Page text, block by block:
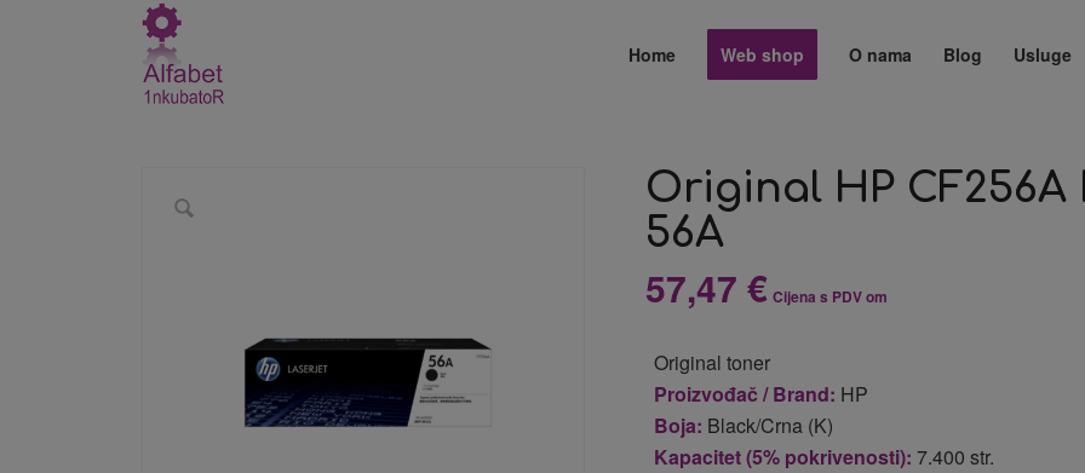
Home Web shop O nama Blog Usluge
Original HP CF256A
56A
57,47€ Cijena s PDV om
Original toner
Proizvođač / Brand: HP
Boja: Black/Crna (K)
Kapacitet (5% pokrivenosti):7.400 str.